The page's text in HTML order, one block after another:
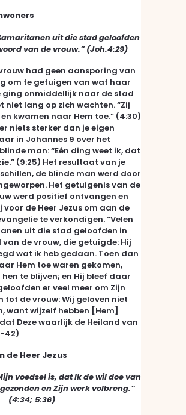
uit die stad geloofden
van de vrouw.” (Joh.4:29)
had geen aansporing van
om te getuigen van wat haar
ging onmiddellijk naar de stad
niet lang op zich wachten. “Zij
kwamen naar Hem toe.” (4:30)
niets sterker dan je eigen
in Johannes 9 over het
man: “Eén ding weet ik, dat
(9:25) Het resultaat van je
de blinde man werd door
Het getuigenis van de
werd positief ontvangen en
de Heer Jezus om aan de
te verkondigen. “Velen
uit die stad geloofden in
de vrouw, die getuigde: Hij
wat ik heb gedaan. Toen dan
Hem toe waren gekomen,
te blijven; en Hij bleef daar
er veel meer om Zijn
tot de vrouw: Wij geloven niet
want wijzelf hebben [Hem]
Deze waarlijk de Heiland van
42)
de Heer Jezus
voedsel is, dat Ik de wil doe van
en Zijn werk volbreng.”
(4:34; 5:36)